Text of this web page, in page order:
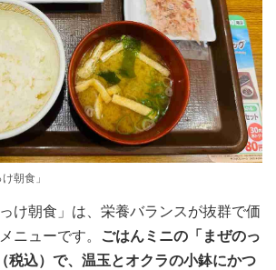
朝食」
け朝食」は、栄養バランスが抜群で価
ニューです。
ごはんミニの「まぜのっ
税込）で、温玉とオクラの小鉢にかつ